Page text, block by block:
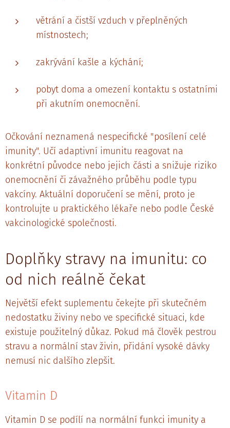
větrání a čistší vzduch v přeplněných
místnostech;
zakrývání kašle a kýchání;
pobyt doma a omezení kontaktu s ostatními
při akutním onemocnění.
Očkování neznamená nespecifické "posílení celé
imunity". Učí adaptivní imunitu reagovat na
konkrétní původce nebo jejich části a snižuje riziko
onemocnění či závažného průběhu podle typu
vakcíny. Aktuální doporučení se mění, proto je
kontrolujte u praktického lékaře nebo podle České
vakcinologické společnosti.
Doplňky stravy na imunitu: co
od nich reálně čekat
Největší efekt suplementu čekejte při skutečném
nedostatku živiny nebo ve specifické situaci, kde
existuje použitelný důkaz. Pokud má člověk pestrou
stravu a normální stav živin, přidání vysoké dávky
nemusí nic dalšího zlepšit.
Vitamin D
Vitamin D se podílí na normální funkci imunity a